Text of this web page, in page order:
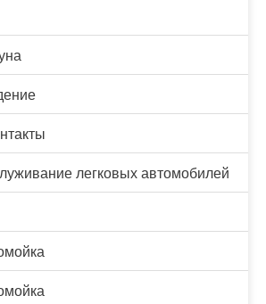
легковых автомобилей